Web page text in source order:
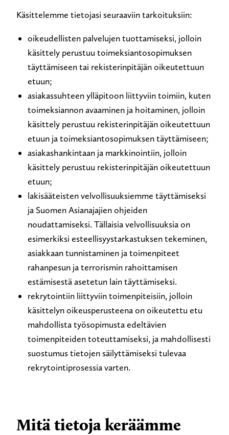
Käsittelemme tietojasi seuraaviin tarkoituksiin:
oikeudellisten palvelujen tuottamiseksi, jolloin
käsittely perustuu toimeksiantosopimuksen
täyttämiseen tai rekisterinpitäjän oikeutettuun
etuun;
asiakassuhteen ylläpitoon liittyviin toimiin, kuten
toimeksiannon avaaminen ja hoitaminen, jolloin
käsittely perustuu rekisterinpitäjän oikeutettuun
etuun ja toimeksiantosopimuksen täyttämiseen;
asiakashankintaan ja markkinointiin, jolloin
käsittely perustuu rekisterinpitäjän oikeutettuun
etuun;
lakisääteisten velvollisuuksiemme täyttämiseksi
ja Suomen Asianajajien ohjeiden
noudattamiseksi. Tällaisia velvollisuuksia on
esimerkiksi esteellisyystarkastuksen tekeminen,
asiakkaan tunnistaminen ja toimenpiteet
rahanpesun ja terrorismin rahoittamisen
estämisestä asetetun lain täyttämiseksi.
rekrytointiin liittyviin toimenpiteisiin, jolloin
käsittelyn oikeusperusteena on oikeutettu etu
mahdollista työsopimusta edeltävien
toimenpiteiden toteuttamiseksi, ja mahdollisesti
suostumus tietojen säilyttämiseksi tulevaa
rekrytointiprosessia varten.
Mitä tietoja keräämme